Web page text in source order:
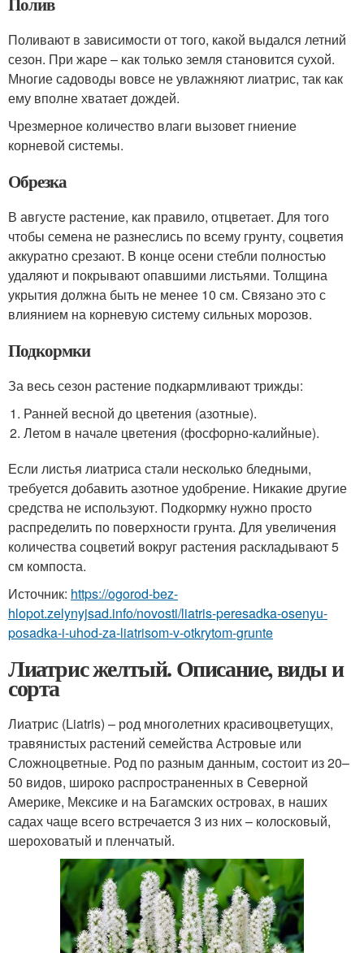
Поливают в зависимости от того, какой выдался летний
сезон. При жаре – как только земля становится сухой.
Многие садоводы вовсе не увлажняют лиатрис, так как
ему вполне хватает дождей.
Чрезмерное количество влаги вызовет гниение
корневой системы.
Обрезка
В августе растение, как правило, отцветает. Для того
чтобы семена не разнеслись по всему грунту, соцветия
аккуратно срезают. В конце осени стебли полностью
удаляют и покрывают опавшими листьями. Толщина
укрытия должна быть не менее 10 см. Связано это с
влиянием на корневую систему сильных морозов.
Подкормки
За весь сезон растение подкармливают трижды:
Ранней весной до цветения (азотные).
Летом в начале цветения (фосфорно-калийные).
Если листья лиатриса стали несколько бледными,
требуется добавить азотное удобрение. Никакие другие
средства не используют. Подкормку нужно просто
распределить по поверхности грунта. Для увеличения
количества соцветий вокруг растения раскладывают 5
см компоста.
Источник: https://ogorod-bez-
hlopot.zelynyjsad.info/novosti/liatris-peresadka-osenyu-
posadka-i-uhod-za-liatrisom-v-otkrytom-grunte
Лиатрис желтый. Описание, виды и
сорта
Лиатрис (Liatris) – род многолетних красивоцветущих,
травянистых растений семейства Астровые или
Сложноцветные. Род по разным данным, состоит из 20–
50 видов, широко распространенных в Северной
Америке, Мексике и на Багамских островах, в наших
садах чаще всего встречается 3 из них – колосковый,
шероховатый и пленчатый.